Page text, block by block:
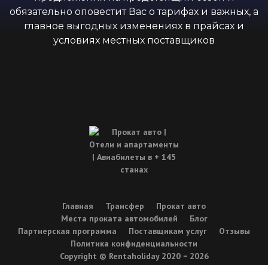
обязательно оповестит Вас о тарифах и важных, а
главное выгодных изменениях в прайсах и
условиях местных поставщиков
Главная Трансфер
Прокат авто
Места проката автомобилей
Блог
Партнерская программа
Поставщикам услуг
Отзывы
Политика конфиденциальности
Copyright © Rentaholiday 2020 − 2026